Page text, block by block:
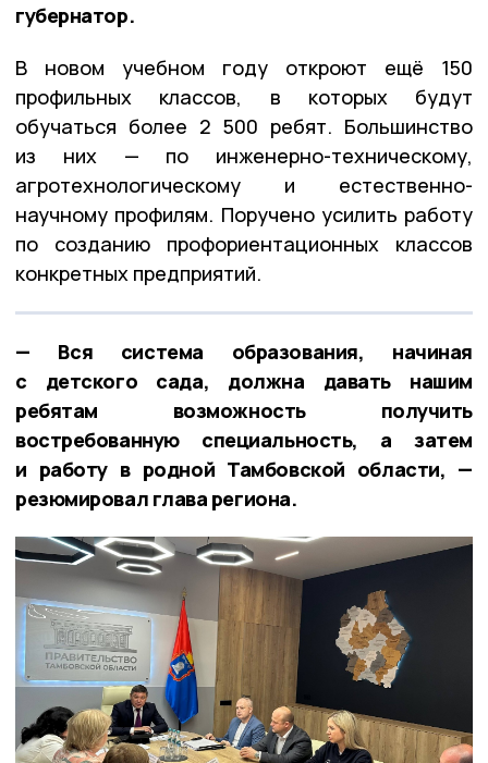
губернатор.
В новом учебном году откроют ещё 150
профильных классов, в которых будут
обучаться более 2 500 ребят. Большинство
из них — по инженерно-техническому,
агротехнологическому и естественно-
научному профилям. Поручено усилить работу
по созданию профориентационных классов
конкретных предприятий.
— Вся система образования, начиная
с детского сада, должна давать нашим
ребятам возможность получить
востребованную специальность, а затем
и работу в родной Тамбовской области, —
резюмировал глава региона.